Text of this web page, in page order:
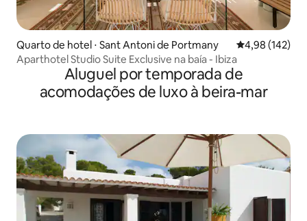
Quarto de hotel ⋅ Sant Antoni de Portmany 4,98 de uma
4,98 (142)
Aparthotel Studio Suite Exclusive na baía - Ibiza
Aluguel por temporada de
acomodações de luxo à beira-mar